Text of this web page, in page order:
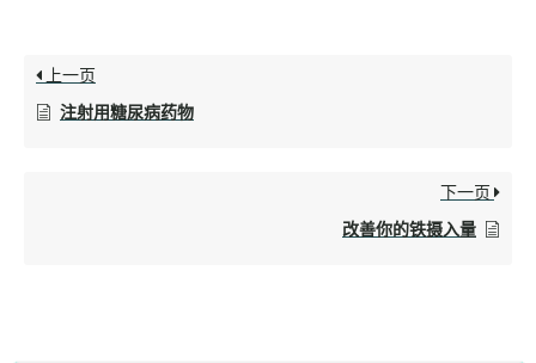
上一页
注射用糖尿病药物
下一页
改善你的铁摄入量